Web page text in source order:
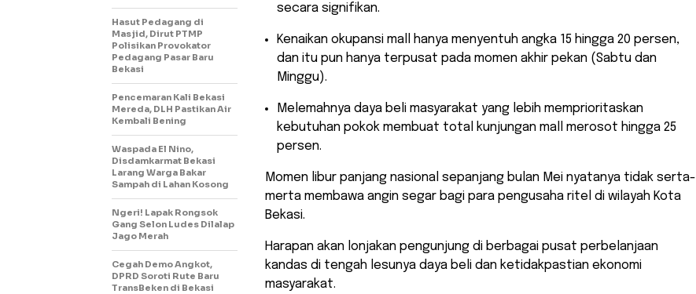
secara signifikan.
​Kenaikan okupansi mall hanya menyentuh angka 15 hingga 20 persen,
dan itu pun hanya terpusat pada momen akhir pekan (Sabtu dan
Minggu).
​Melemahnya daya beli masyarakat yang lebih memprioritaskan
kebutuhan pokok membuat total kunjungan mall merosot hingga 25
persen.
​Momen libur panjang nasional sepanjang bulan Mei nyatanya tidak serta-
merta membawa angin segar bagi para pengusaha ritel di wilayah Kota
Bekasi.
Harapan akan lonjakan pengunjung di berbagai pusat perbelanjaan
kandas di tengah lesunya daya beli dan ketidakpastian ekonomi
masyarakat.
Hasut Pedagang di
Masjid, Dirut PTMP
Polisikan Provokator
Pedagang Pasar Baru
Bekasi
Pencemaran Kali Bekasi
Mereda, DLH Pastikan Air
Kembali Bening
Waspada El Nino,
Disdamkarmat Bekasi
Larang Warga Bakar
Sampah di Lahan Kosong
Ngeri! Lapak Rongsok
Gang Selon Ludes Dilalap
Jago Merah
Cegah Demo Angkot,
DPRD Soroti Rute Baru
TransBeken di Bekasi